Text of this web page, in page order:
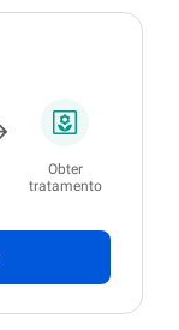
Obter
tratamento